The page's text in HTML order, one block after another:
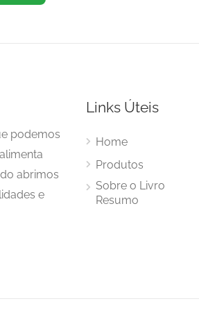
podemos
abrimos
e
Links Úteis
Home
Produtos
Sobre o Livro
Resumo